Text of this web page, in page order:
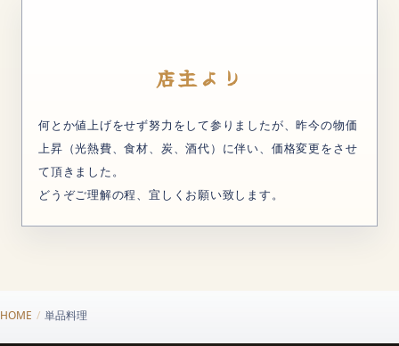
店主より
何とか値上げをせず努力をして参りましたが、昨今の物価
上昇（光熱費、食材、炭、酒代）に伴い、価格変更をさせ
て頂きました。
どうぞご理解の程、宜しくお願い致します。
HOME / 単品料理